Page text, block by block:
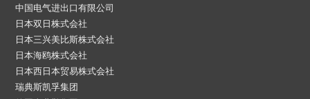
中国电气进出口有限公司
日本双日株式会社
日本三兴美比斯株式会社
日本海鸥株式会社
日本西日本贸易株式会社
瑞典斯凯孚集团